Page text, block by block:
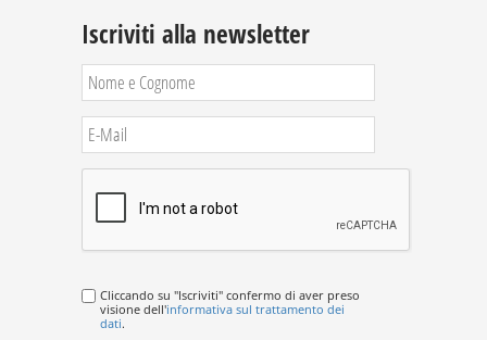
Iscriviti alla newsletter
Cliccando su "Iscriviti" confermo di aver preso
visione dell'informativa sul trattamento dei
dati.